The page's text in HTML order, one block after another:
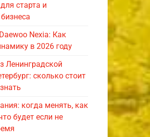
старта и
Nexia: Как
в 2026 году
Ленинградской
сколько стоит
когда менять, как
будет если не